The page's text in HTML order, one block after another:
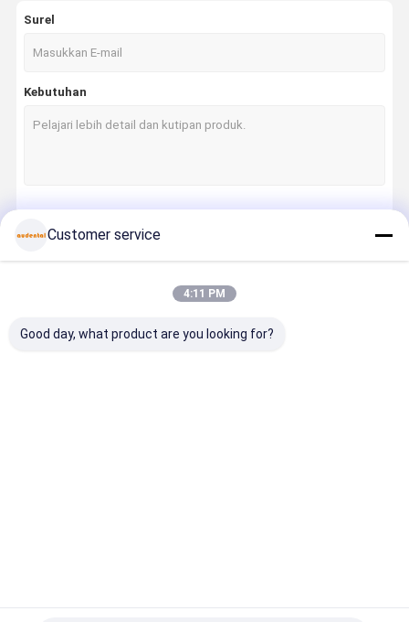
Blok Zirkonia Gigi
Blok Zirkonia Multilayer
Blok Zirkonia Berbayang Pra
Cetak Logam 3D Gigi
Cakram Titanium Gigi
Surel
Kebutuhan
Customer service
4:11 PM
Good day, what product are you looking for?